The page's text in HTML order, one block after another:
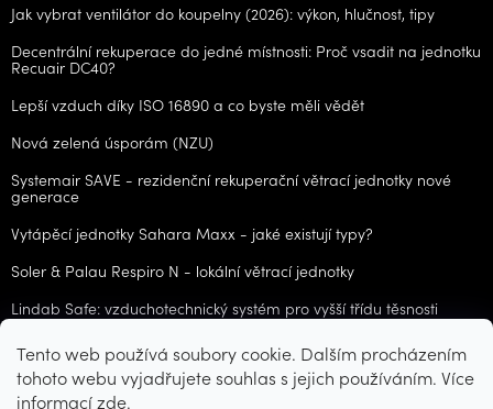
Tento web používá soubory cookie. Dalším procházením
tohoto webu vyjadřujete souhlas s jejich používáním. Více
informacízde.
Jak vybrat ventilátor do koupelny (2026): výkon, hlučnost, tipy
Decentrální rekuperace do jedné místnosti: Proč vsadit na jednotku
Recuair DC40?
Lepší vzduch díky ISO 16890 a co byste měli vědět
Nová zelená úsporám (NZU)
Systemair SAVE - rezidenční rekuperační větrací jednotky nové
generace
Vytápěcí jednotky Sahara Maxx - jaké existují typy?
Soler & Palau Respiro N - lokální větrací jednotky
Lindab Safe: vzduchotechnický systém pro vyšší třídu těsnosti
ARCHIV